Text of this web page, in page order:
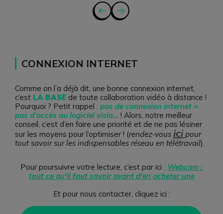
CONNEXION INTERNET
Comme on l’a déjà dit, une bonne connexion internet,
c’est LA BASE de toute collaboration vidéo à distance !
Pourquoi ? Petit rappel : pas de connexion internet =
pas d’accès au logiciel visio… ! Alors, notre meilleur
conseil, c’est d’en faire une priorité et de ne pas lésiner
sur les moyens pour l’optimiser ! (rendez-vous ici pour
tout savoir sur les indispensables réseau en télétravail).
Pour poursuivre votre lecture, c’est par ici : Webcam :
tout ce qu'il faut savoir avant d'en acheter une
Et pour nous contacter, cliquez ici :